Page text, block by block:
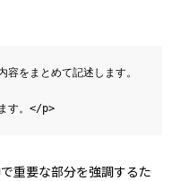
をまとめて記述します。
重要な部分を強調するた